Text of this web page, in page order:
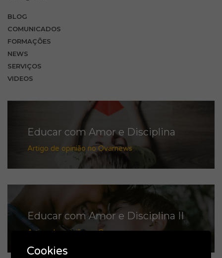
BLOG
COMUNICADOS
FORMAÇÕES
NEWS
SERVIÇOS
VIDEOS
Educar com Amor e Disciplina
Artigo de opinião no Ovarnews
Educar com Amor e Disciplina II
Artigo de opinião no Ovarnews
Cookies